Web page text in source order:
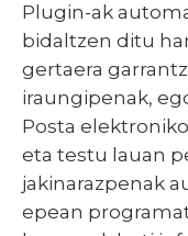
Plugin-ak
bidaltzen ditu
gertaera
iraungipenak,
Posta
eta testu lauan
jakinarazpenak
epean